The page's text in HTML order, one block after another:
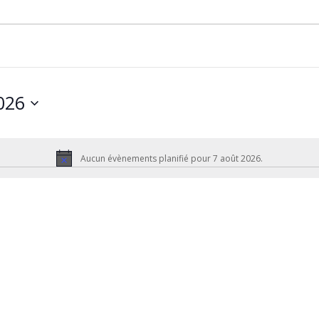
Notice
Aucun évènements planifié pour 7 août 2026.